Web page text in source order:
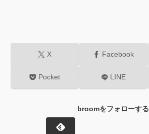
X Facebook
Pocket LINE
broomをフォローする